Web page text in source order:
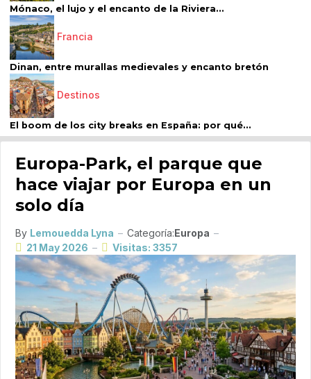
Mónaco, el lujo y el encanto de la Riviera...
Francia
Dinan, entre murallas medievales y encanto bretón
Destinos
El boom de los city breaks en España: por qué...
Europa-Park, el parque que
hace viajar por Europa en un
solo día
By Lemouedda Lyna Categoría:Europa
21 May 2026
Visitas: 3357